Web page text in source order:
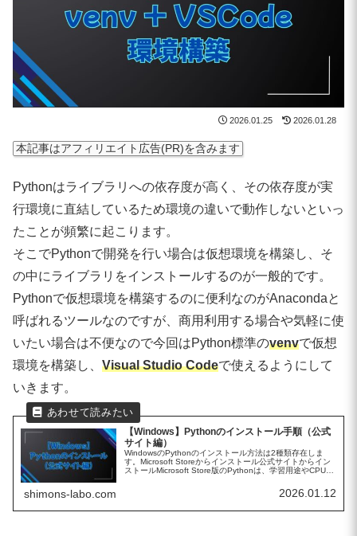
2026.01.25 2026.01.28
本記事はアフィリエイト広告(PR)を含みます
Pythonはライブラリへの依存度が高く、その依存度が実
行環境に直結しているため環境の違いで動作しないといっ
たことが頻繁に起こります。
そこでPythonで開発を行い場合は仮想環境を構築し、そ
の中にライブラリをインストールするのが一般的です。
Pythonで仮想環境を構築するのに便利なのがAnacondaと
呼ばれるツールなのですが、商用利用する場合や気軽に使
いたい場合は不便なので今回はPython標準のvenvで仮想
環境を構築し、 Visual Studio Codeで使えるようにして
いきます。
【Windows】Pythonのインストール手順（公式
サイト編）
WindowsのPythonのインストール方法は2種類存在しま
す。Microsoft Storeからインストール公式サイトからイン
ストールMicrosoft Store版のPythonは、学習用途やCPU版
shimons-labo.com 2026.01.12